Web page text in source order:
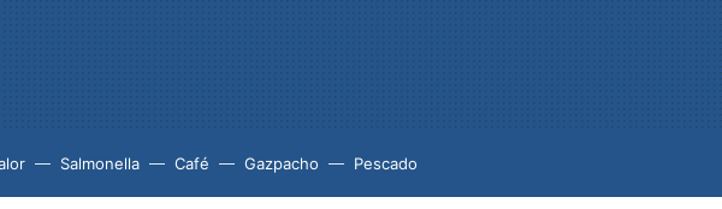
Salmonella Café Gazpacho Pescado